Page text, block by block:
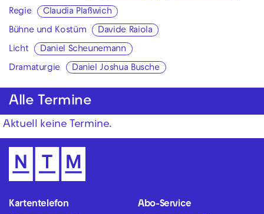
Regie Claudia Plaßwich
Bühne und Kostüm Davide Raiola
Licht Daniel Scheunemann
Dramaturgie Daniel Joshua Busche
Alle Termine
Aktuell keine Termine.
Kartentelefon Abo-Service